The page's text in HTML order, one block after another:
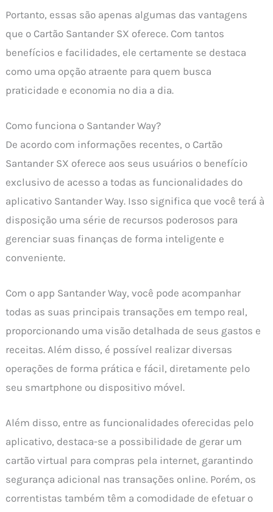
Portanto, essas são apenas algumas das vantagens
que o Cartão Santander SX oferece. Com tantos
benefícios e facilidades, ele certamente se destaca
como uma opção atraente para quem busca
praticidade e economia no dia a dia.
Como funciona o Santander Way?
De acordo com informações recentes, o Cartão
Santander SX oferece aos seus usuários o benefício
exclusivo de acesso a todas as funcionalidades do
aplicativo Santander Way. Isso significa que você terá à
disposição uma série de recursos poderosos para
gerenciar suas finanças de forma inteligente e
conveniente.
Com o app Santander Way, você pode acompanhar
todas as suas principais transações em tempo real,
proporcionando uma visão detalhada de seus gastos e
receitas. Além disso, é possível realizar diversas
operações de forma prática e fácil, diretamente pelo
seu smartphone ou dispositivo móvel.
Além disso, entre as funcionalidades oferecidas pelo
aplicativo, destaca-se a possibilidade de gerar um
cartão virtual para compras pela internet, garantindo
segurança adicional nas transações online. Porém, os
correntistas também têm a comodidade de efetuar o